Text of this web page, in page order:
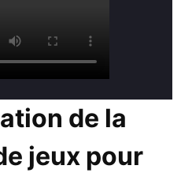
de la
jeux pour